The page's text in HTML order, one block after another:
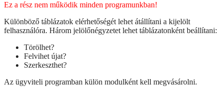
Ez a rész nem működik minden programunkban!
Különböző táblázatok elérhetőségét lehet átállítani a kijelölt
felhasználóra. Három jelölőnégyzetet lehet táblázatonként beállítani:
Törölhet?
Felvihet újat?
Szerkeszthet?
Az ügyviteli programban külön modulként kell megvásárolni.